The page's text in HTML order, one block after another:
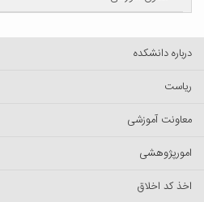
درباره دانشکده
ریاست
معاونت آموزشی
امورپژوهشی
اخذ کد اخلاق